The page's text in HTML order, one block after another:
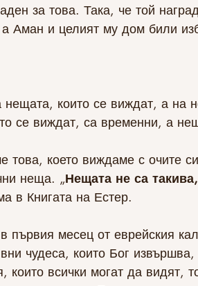
за това. Така, че той
Аман и целият му дом били
които се виждат, а на
се виждат, са временни, а
неща. „Нещата не са
в Книгата на Естер.
първия месец от еврейския
чудеса, които Бог
всички могат да видят,